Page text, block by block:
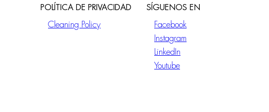
POLÍTICA DE PRIVACIDAD
Cleaning Policy
SÍGUENOS EN
Facebook
Instagram
LinkedIn
Youtube